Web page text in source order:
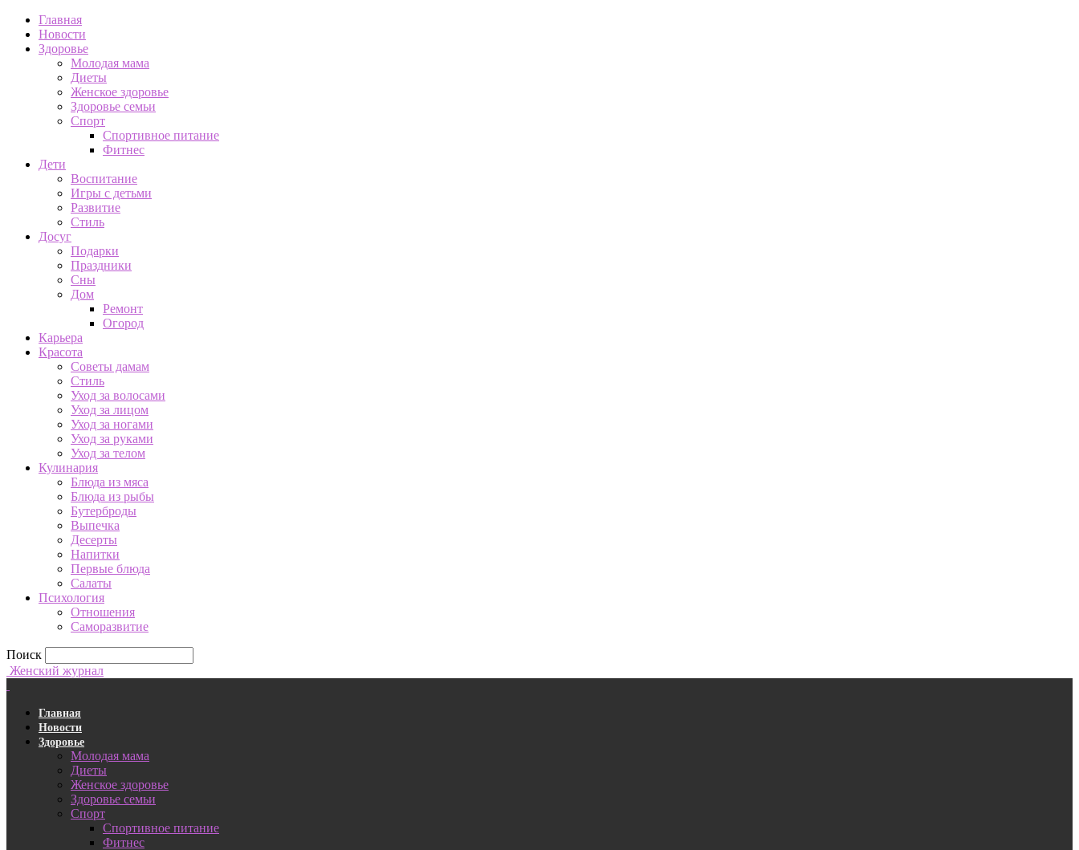
Главная
Новости
Здоровье
Молодая мама
Диеты
Женское здоровье
Здоровье семьи
Спорт
Спортивное питание
Фитнес
Дети
Воспитание
Игры с детьми
Развитие
Стиль
Досуг
Подарки
Праздники
Сны
Дом
Ремонт
Огород
Карьера
Красота
Советы дамам
Стиль
Уход за волосами
Уход за лицом
Уход за ногами
Уход за руками
Уход за телом
Кулинария
Блюда из мяса
Блюда из рыбы
Бутерброды
Выпечка
Десерты
Напитки
Первые блюда
Салаты
Психология
Отношения
Саморазвитие
Поиск
Женский журнал
Главная
Новости
Здоровье
Молодая мама
Диеты
Женское здоровье
Здоровье семьи
Спорт
Спортивное питание
Фитнес